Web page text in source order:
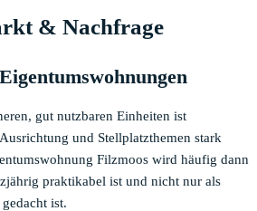
& Nachfrage
gut nutzbaren Einheiten ist
und Stellplatzthemen stark
Filzmoos wird häufig dann
praktikabel ist und nicht nur als
ist.